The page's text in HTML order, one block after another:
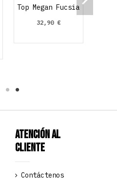
Top Megan Fucsia
32,90 €
Atención al
Cliente
Contáctenos